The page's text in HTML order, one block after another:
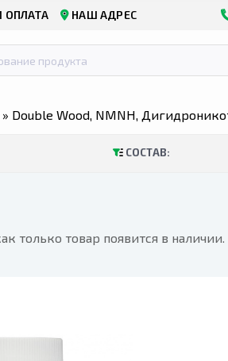
ОПЛАТА НАШ АДРЕС
» Double Wood, NMNH,
СОСТАВ:
только товар появится в наличии.